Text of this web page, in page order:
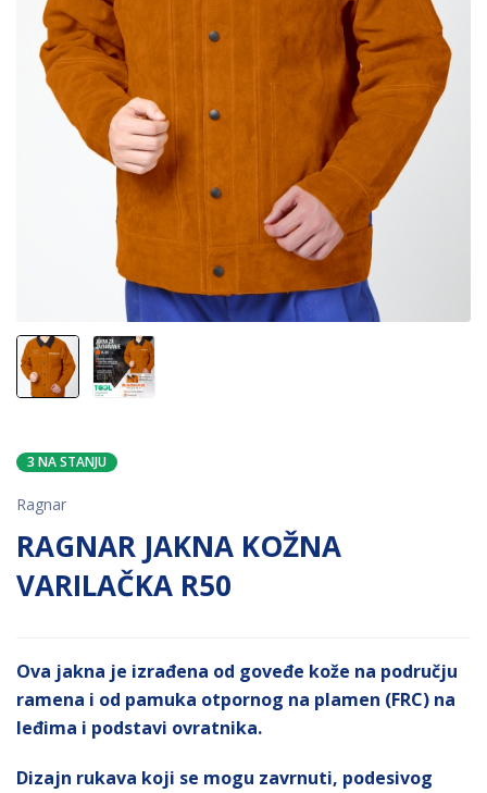
3 NA STANJU
Ragnar
RAGNAR JAKNA KOŽNA
VARILAČKA R50
Ova jakna je izrađena od goveđe kože na području
ramena i od pamuka otpornog na plamen (FRC) na
leđima i podstavi ovratnika.
Dizajn rukava koji se mogu zavrnuti, podesivog